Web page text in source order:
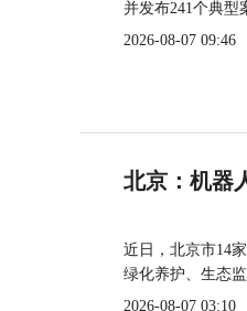
并发布241个典型
2026-08-07 09:46
北京：机器
近日，北京市14
绿化养护、生态
2026-08-07 03:10